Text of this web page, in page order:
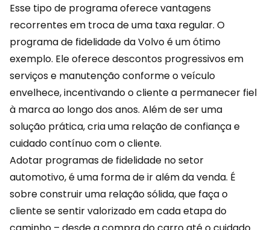
Esse tipo de programa oferece vantagens
recorrentes em troca de uma taxa regular. O
programa de fidelidade da Volvo é um ótimo
exemplo. Ele oferecedescontos progressivos em
serviços e manutenção conforme o veículo
envelhece, incentivando o cliente a permanecer fiel
à marca ao longo dos anos. Além de ser uma
solução prática, cria uma relação de confiança e
cuidado contínuo com o cliente.
Adotar programas de fidelidade no setor
automotivo, é uma forma de ir além da venda. É
sobre construir uma relação sólida, que faça o
cliente se sentir valorizado em cada etapa do